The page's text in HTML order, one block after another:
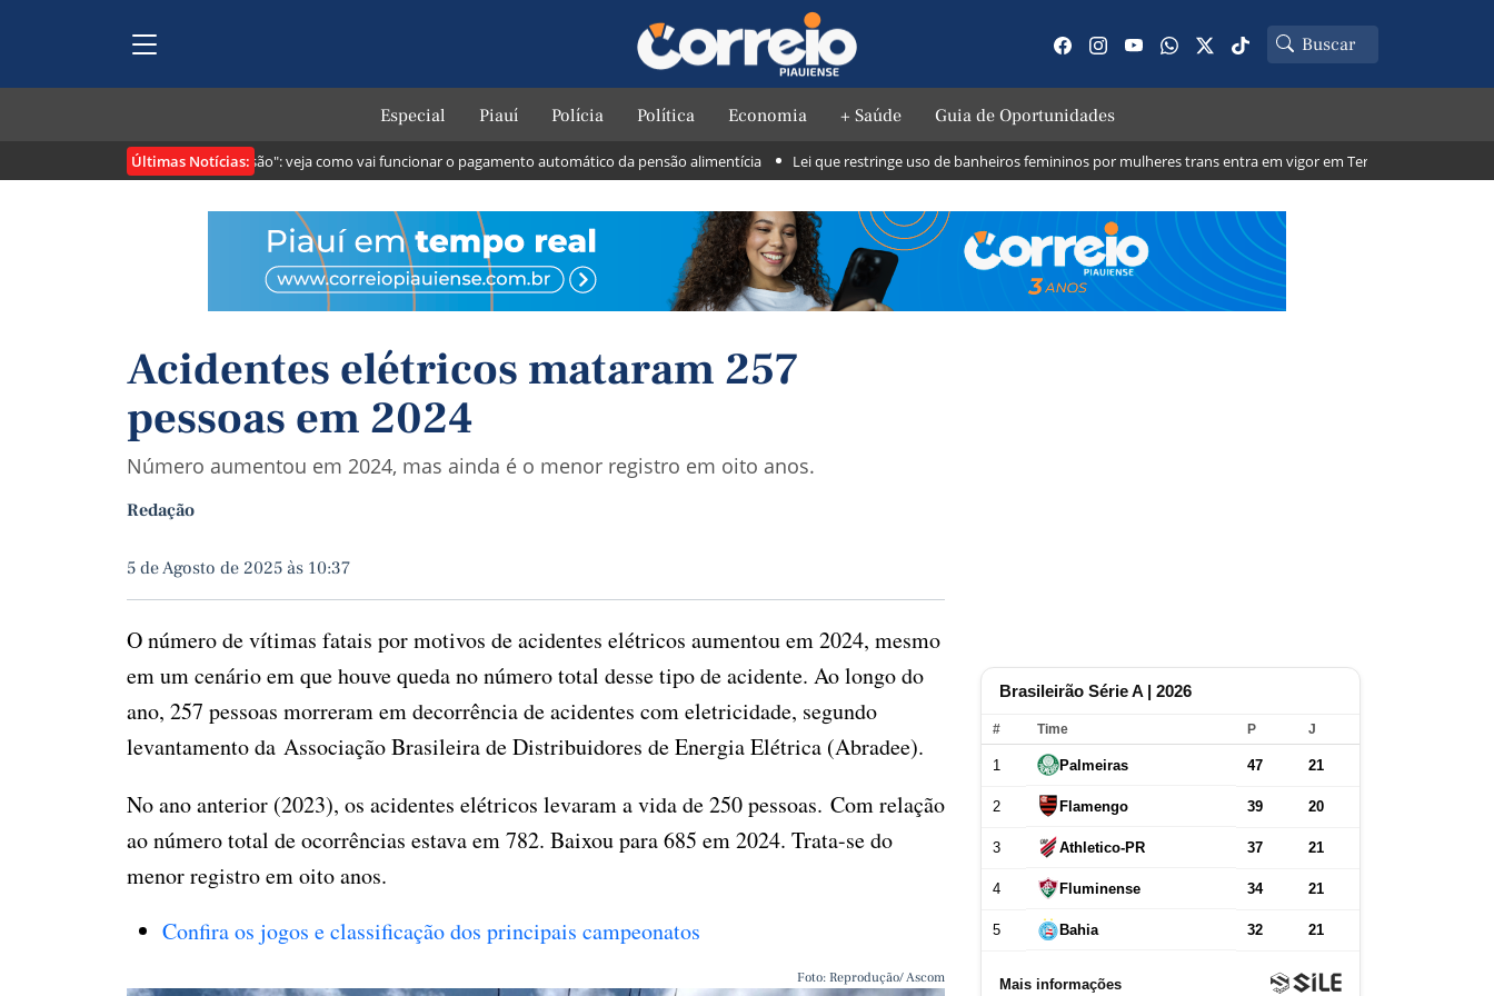
Especial Piauí Polícia Política Economia + Saúde Guia de Oportunidades
Últimas Notícias:
Lei cria o "Pix Pensão": veja como vai funcionar o pagamento automático da pensão alimentícia Lei que restringe uso de banheiros femininos por mulheres trans entra em vigor em Teresina; veja o que muda
Acidentes elétricos mataram 257
pessoas em 2024
Número aumentou em 2024, mas ainda é o menor registro em oito anos.
Redação
5 de Agosto de 2025 às 10:37
O número de vítimas fatais por motivos de acidentes elétricos aumentou em 2024, mesmo
em um cenário em que houve queda no número total desse tipo de acidente. Ao longo do
ano, 257 pessoas morreram em decorrência de acidentes com eletricidade, segundo
levantamento da Associação Brasileira de Distribuidores de Energia Elétrica (Abradee).
No ano anterior (2023), os acidentes elétricos levaram a vida de 250 pessoas. Com relação
ao número total de ocorrências estava em 782. Baixou para 685 em 2024. Trata-se do
menor registro em oito anos.
Confira os jogos e classificação dos principais campeonatos
Foto: Reprodução/ Ascom